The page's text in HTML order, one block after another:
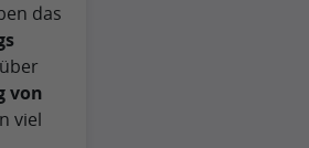
das
von
viel